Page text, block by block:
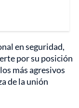
en seguridad,
por su posición
más agresivos
de la unión